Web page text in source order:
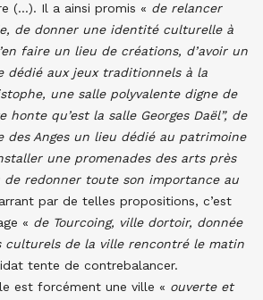
(…). Il a ainsi promis « de relancer
de donner une identité culturelle à
faire un lieu de créations, d’avoir un
dédié aux jeux traditionnels à la
une salle polyvalente digne de
honte qu’est la salle Georges Daël”, de
des Anges un lieu dédié au patrimoine
une promenades des arts près
redonner toute son importance au
par de telles propositions, c’est
« de Tourcoing, ville dortoir, donnée
culturels de la ville rencontré le matin
tente de contrebalancer.
est forcément une ville « ouverte et